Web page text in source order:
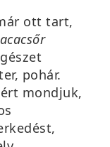
ott tart,
pohár.
mondjuk,